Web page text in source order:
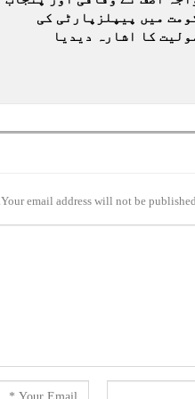
میں پیپلزپارٹی کی
کا اشارہ دیدیا
Your email address will not be published.